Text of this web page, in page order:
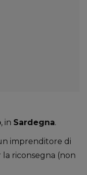
, in Sardegna.
imprenditore di
riconsegna (non